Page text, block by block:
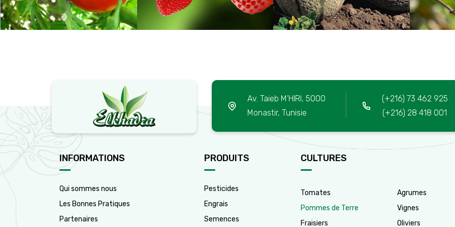
Av. Taieb M’HIRI, 5000
Monastir, Tunisie
(+216) 73 462 925
(+216) 28 418 001
INFORMATIONS
Qui sommes nous
Les Bonnes Pratiques
Partenaires
PRODUITS
Pesticides
Engrais
Semences
CULTURES
Tomates
Pommes de Terre
Fraisiers
Cultures
2
Agrumes
Vignes
Oliviers